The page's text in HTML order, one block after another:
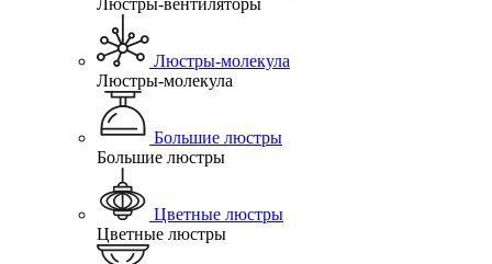
Люстры-вентиляторы
Люстры-молекула
Люстры-молекула
Большие люстры
Большие люстры
Цветные люстры
Цветные люстры